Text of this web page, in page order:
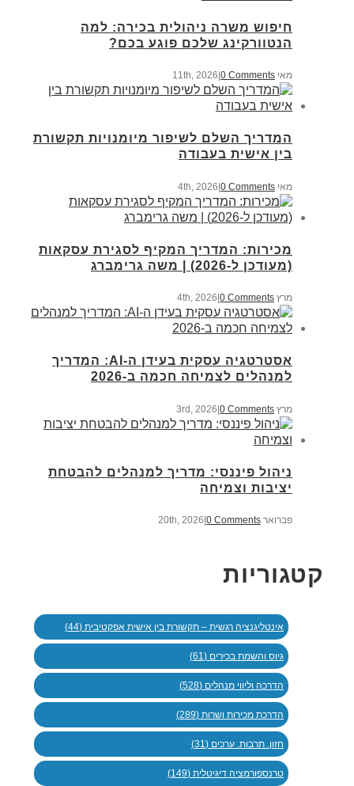
חיפוש משרה ניהולית בכירה: למה
הנטוורקינג שלכם פוגע בכם?
מאי 11th, 2026 0 Comments
המדריך השלם לשיפור מיומנויות תקשורת
בין אישית בעבודה
מאי 4th, 2026 |0 Comments
מכירות: המדריך המקיף לסגירת עסקאות
(מעודכן ל-2026) | משה גרימברג
מרץ 4th, 2026 0 Comments
אסטרטגיה עסקית בעידן ה-AI: המדריך
למנהלים לצמיחה חכמה ב-2026
מרץ 3rd, 2026 |0 Comments
ניהול פיננסי: מדריך למנהלים להבטחת
יציבות וצמיחה
פברואר 20th, 2026 0 Comments
קטגוריות
אינטליגנציה רגשית – תקשורת בין אישית אפקטיבית (44)
גיוס והשמת בכירים (61)
הדרכה וליווי מנהלים (528)
הדרכת מכירות ושרות (289)
חזון. תרבות. ערכים (31)
טרנספורמציה דיגיטלית (149)